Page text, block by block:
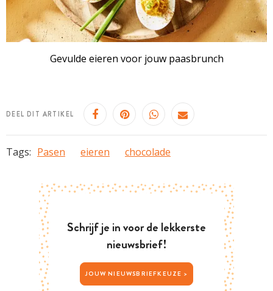
Gevulde eieren voor jouw paasbrunch
DEEL DIT ARTIKEL
Tags: Pasen eieren chocolade
Schrijf je in voor de lekkerste
nieuwsbrief!
JOUW NIEUWSBRIEFKEUZE >